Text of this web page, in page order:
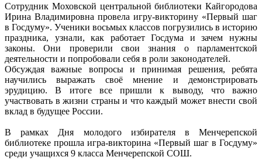
Сотрудник Моховской центральной библиотеки Кайгородова
Ирина Владимировна провела игру-викторину «Первый шаг
в Госдуму». Ученики восьмых классов погрузились в историю
праздника, узнали, как работает Госдума и зачем нужны
законы. Они проверили свои знания о парламентской
деятельности и попробовали себя в роли законодателей.
Обсуждая важные вопросы и принимая решения, ребята
научились выражать своё мнение и демонстрировать
эрудицию. В итоге все пришли к выводу, что важно
участвовать в жизни страны и что каждый может внести свой
вклад в будущее России.
В рамках Дня молодого избирателя в Менчерепской
библиотеке прошла игра-викторина «Первый шаг в Госдуму»
среди учащихся 9 класса Менчерепской СОШ.